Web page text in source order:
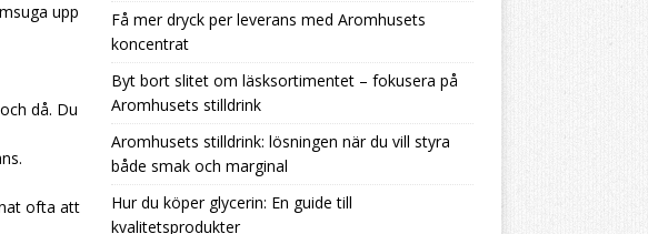
upp
då. Du
ofta att
Få mer dryck per leverans med Aromhusets
koncentrat
Byt bort slitet om läsksortimentet – fokusera på
Aromhusets stilldrink
Aromhusets stilldrink: lösningen när du vill styra
både smak och marginal
Hur du köper glycerin: En guide till
kvalitetsprodukter